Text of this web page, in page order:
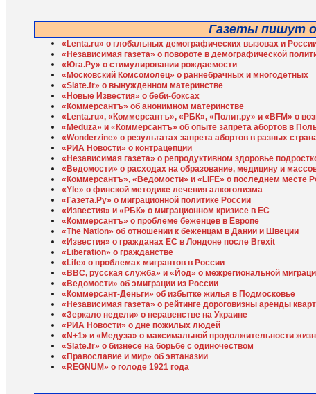
Газеты пишут
«Lenta.ru» о глобальных демографических вызовах и
«Независимая газета» о повороте в демографической
«Юга.Ру» о стимулировании рождаемости
«Московский Комсомолец» о раннебрачных и многодетных
«Slate.fr» о вынужденном материнстве
«Новые Известия» о беби-боксах
«Коммерсантъ» об анонимном материнстве
«Lenta.ru», «Коммерсантъ», «РБК», «Полит.ру» и «BFM» о
«Meduza» и «Коммерсантъ» об опыте запрета абортов в
«Wonderzine» о результатах запрета абортов в разных
«РИА Новости» о контрацепции
«Независимая газета» о репродуктивном здоровье
«Ведомости» о расходах на образование, медицину и
«Коммерсантъ», «Ведомости» и «LIFE» о последнем месте
«Yle» о финской методике лечения алкоголизма
«Газета.Ру» о миграционной политике России
«Известия» и «РБК» о миграционном кризисе в ЕС
«Коммерсантъ» о проблеме беженцев в Европе
«The Nation» об отношении к беженцам в Дании и Швеции
«Известия» о гражданах ЕС в Лондоне после Brexit
«Liberation» о гражданстве
«Life» о проблемах мигрантов в России
«ВВС, русская служба» и «Йод» о межрегиональной
«Ведомости» об эмиграции из России
«Коммерсант-Деньги» об избытке жилья в Подмосковье
«Независимая газета» о рейтинге дороговизны аренды
«Зеркало недели» о неравенстве на Украине
«РИА Новости» о дне пожилых людей
«N+1» и «Медуза» о максимальной продолжительности
«Slate.fr» о бизнесе на борьбе с одиночеством
«Православие и мир» об эвтаназии
«REGNUM» о голоде 1921 года